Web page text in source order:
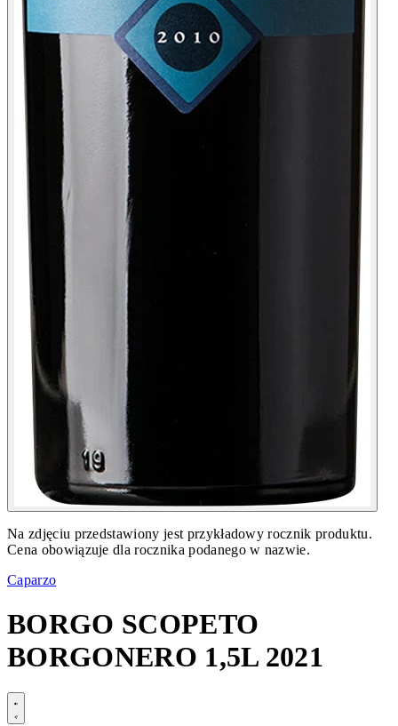
Na zdjęciu przedstawiony jest przykładowy rocznik produktu.
Cena obowiązuje dla rocznika podanego w nazwie.
Caparzo
BORGO SCOPETO
BORGONERO 1,5L 2021